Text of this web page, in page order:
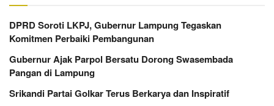
DPRD Soroti LKPJ, Gubernur Lampung Tegaskan
Komitmen Perbaiki Pembangunan
Gubernur Ajak Parpol Bersatu Dorong Swasembada
Pangan di Lampung
Srikandi Partai Golkar Terus Berkarya dan Inspiratif